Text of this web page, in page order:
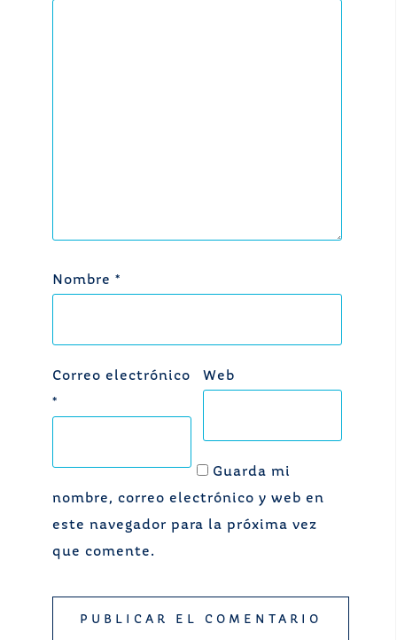
Nombre *
Correo electrónico
*
Web
Guarda mi
nombre, correo electrónico y web en
este navegador para la próxima vez
que comente.